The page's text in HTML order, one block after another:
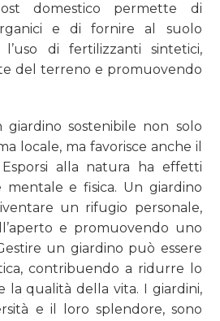
domestico permette di
e di fornire al suolo
di fertilizzanti sintetici,
del terreno e promuovendo
giardino sostenibile non solo
locale, ma favorisce anche il
Esporsi alla natura ha effetti
mentale e fisica. Un giardino
un rifugio personale,
e promuovendo uno
un giardino può essere
contribuendo a ridurre lo
la qualità della vita. I giardini,
e il loro splendore, sono